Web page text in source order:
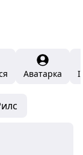
Аватарка